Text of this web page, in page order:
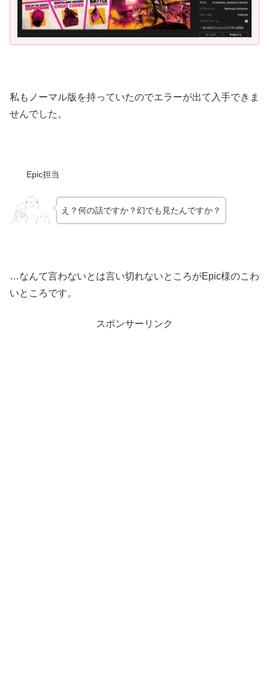
私もノーマル版を持っていたのでエラーが出て入手できま
せんでした。
Epic担当
え？何の話ですか？幻でも見たんですか？
…なんて言わないとは言い切れないところがEpic様のこわ
いところです。
スポンサーリンク